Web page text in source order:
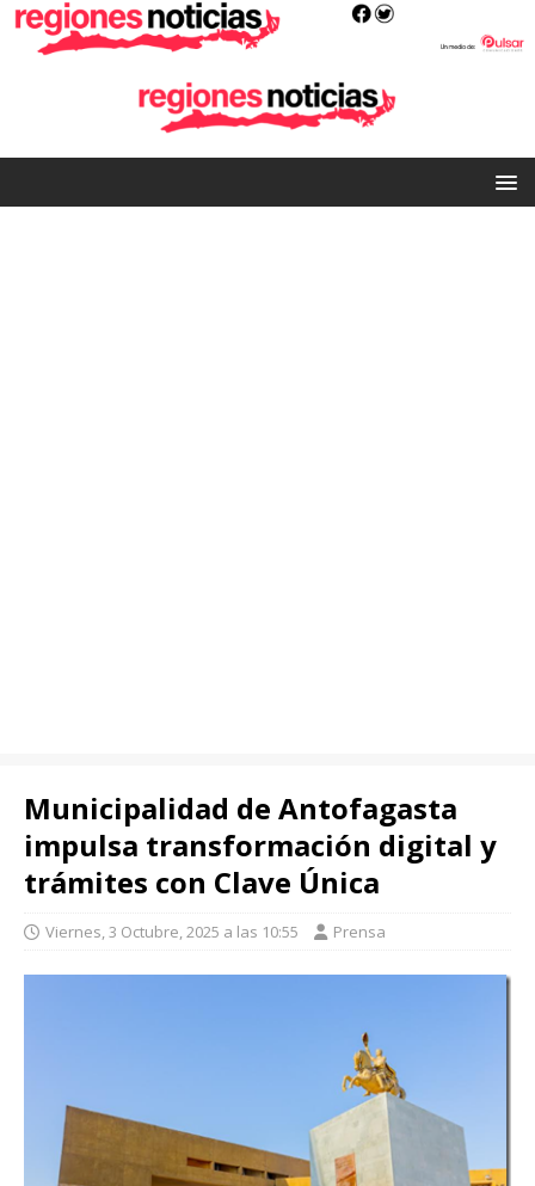
Municipalidad de Antofagasta
impulsa transformación digital y
trámites con Clave Única
Viernes, 3 Octubre, 2025 a las 10:55 Prensa